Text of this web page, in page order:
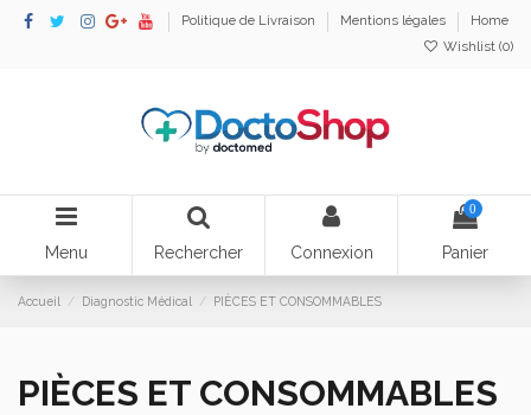
Politique de Livraison Mentions légales
Home
Wishlist (0)
Menu Rechercher Connexion
0
Panier
Accueil Diagnostic Médical PIÈCES ET CONSOMMABLES
PIÈCES ET CONSOMMABLES